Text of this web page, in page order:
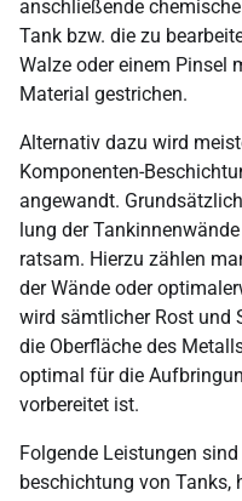
anschließende
Tank bzw. die zu
Walze oder einem Pinsel
Material gestrichen.
Alternativ dazu wird
Komponenten-
angewandt.
lung der
ratsam. Hierzu zählen
der Wände oder
wird sämtlicher Rost und
die Ober­fläche des
optimal für die
vorbereitet ist.
Folgende Leistungen
beschichtung von Tanks,